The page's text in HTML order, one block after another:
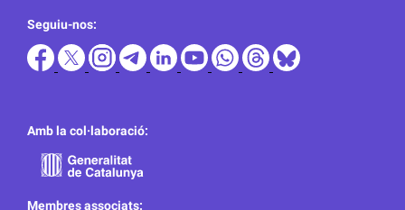
Seguiu-nos:
Amb la col·laboració:
Membres associats: